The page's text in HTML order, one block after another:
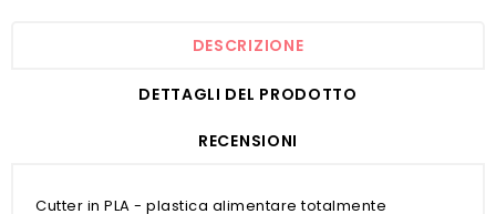
DESCRIZIONE
DETTAGLI DEL PRODOTTO
RECENSIONI
Cutter in PLA - plastica alimentare totalmente